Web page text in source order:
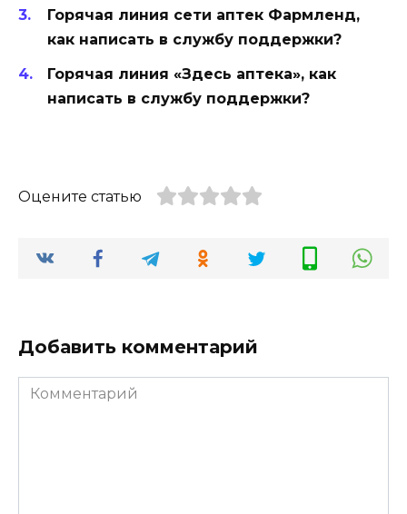
Горячая линия сети аптек Фармленд,
как написать в службу поддержки?
Горячая линия «Здесь аптека», как
написать в службу поддержки?
Оцените статью
Добавить комментарий
Комментарий